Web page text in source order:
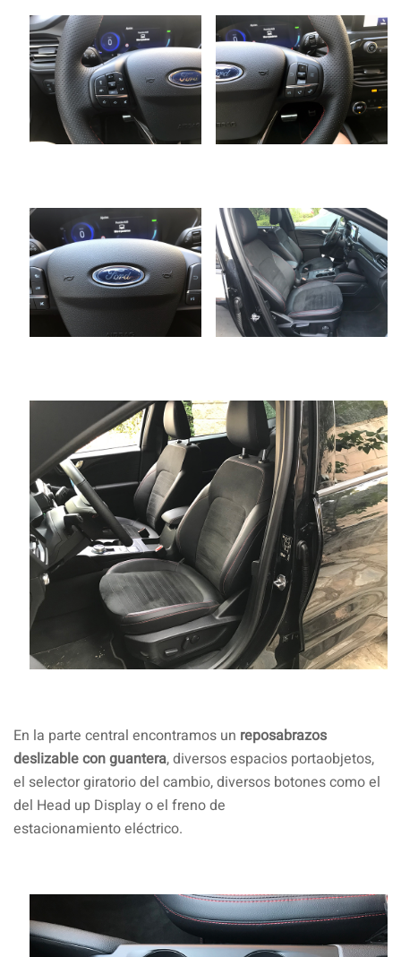
En la parte central encontramos un reposabrazos
deslizable con guantera, diversos espacios portaobjetos,
el selector giratorio del cambio, diversos botones como el
del Head up Display o el freno de
estacionamiento eléctrico.